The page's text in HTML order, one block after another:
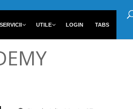
SERVICII UTILE LOGIN TABS